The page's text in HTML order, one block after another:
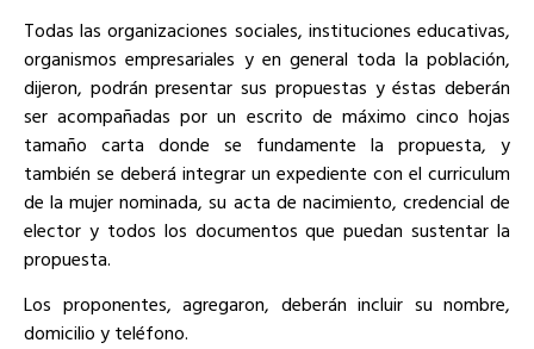
Todas las organizaciones sociales, instituciones educativas,
organismos empresariales y en general toda la población,
dijeron, podrán presentar sus propuestas y éstas deberán
ser acompañadas por un escrito de máximo cinco hojas
tamaño carta donde se fundamente la propuesta, y
también se deberá integrar un expediente con el curriculum
de la mujer nominada, su acta de nacimiento, credencial de
elector y todos los documentos que puedan sustentar la
propuesta.
Los proponentes, agregaron, deberán incluir su nombre,
domicilio y teléfono.